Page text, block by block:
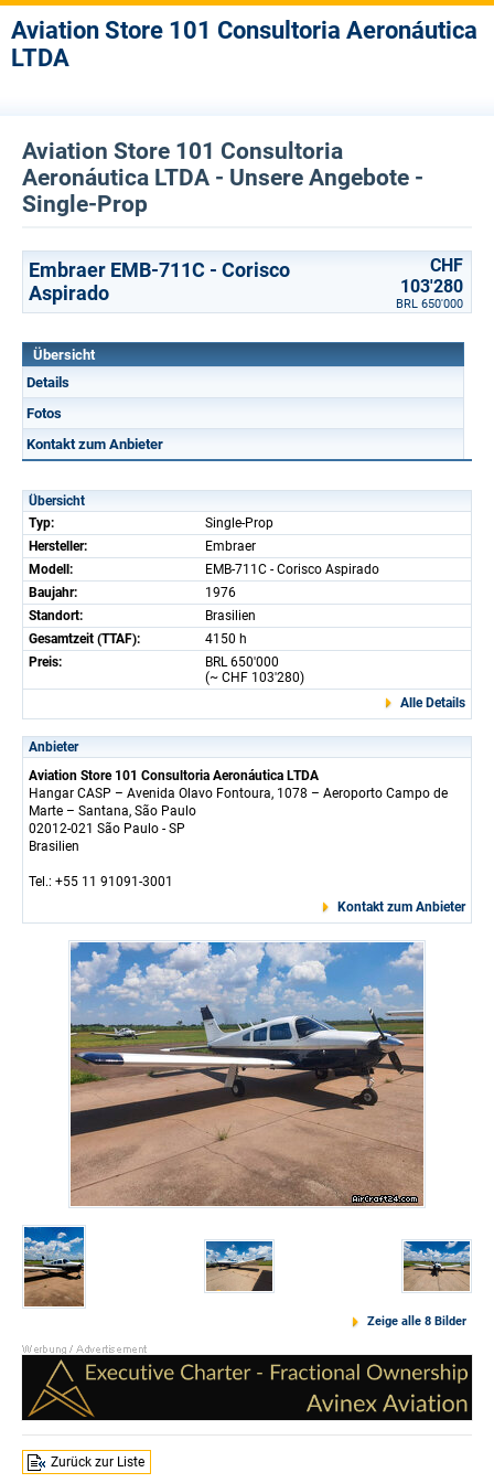
Aviation Store 101 Consultoria Aeronáutica
LTDA
Aviation Store 101 Consultoria
Aeronáutica LTDA - Unsere Angebote -
Single-Prop
Embraer EMB-711C - Corisco
Aspirado
CHF
103'280
BRL 650'000
Übersicht
Details
Fotos
Kontakt zum Anbieter
Übersicht
Typ:
Single-Prop
Hersteller:
Embraer
Modell:
EMB-711C - Corisco Aspirado
Baujahr:
1976
Standort:
Brasilien
Gesamtzeit (TTAF):
4150 h
Preis:
BRL 650'000
(~ CHF 103'280)
Alle Details
Anbieter
Aviation Store 101 Consultoria Aeronáutica LTDA
Hangar CASP – Avenida Olavo Fontoura, 1078 – Aeroporto Campo de
Marte – Santana, São Paulo
02012-021 São Paulo - SP
Brasilien
Tel.: +55 11 91091-3001
Kontakt zum Anbieter
Zeige alle 8 Bilder
Zurück zur Liste